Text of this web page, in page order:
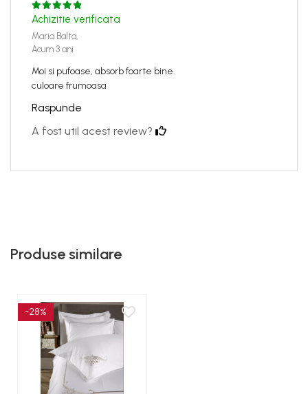
Achizitie verificata
Maria Balta,
Acum 3 ani
Moi si pufoase, absorb foarte bine.
culoare frumoasa
Raspunde
A fost util acest review?
Produse similare
-28%